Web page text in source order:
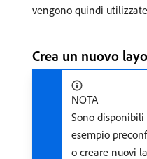
vengono quindi
Crea un nuovo
NOTA
Sono
esempio
o creare nuovi